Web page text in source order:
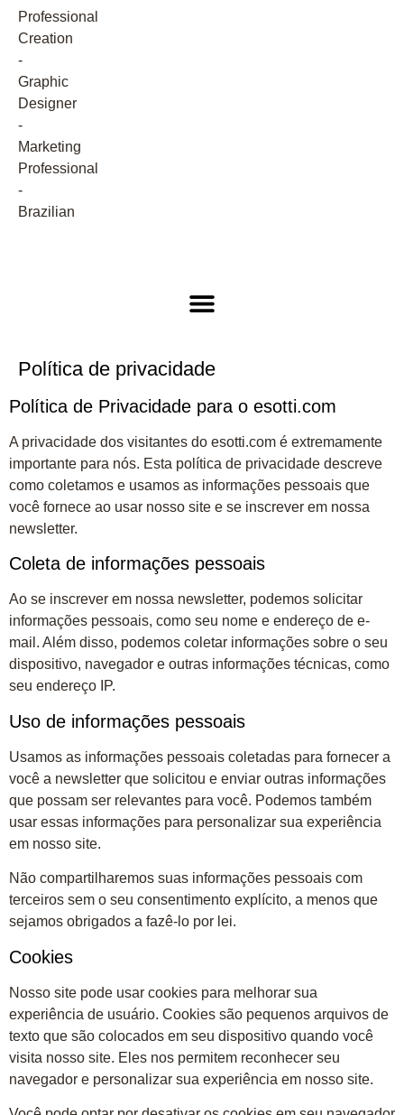
Política de privacidade
Política de Privacidade para o esotti.com
A privacidade dos visitantes do esotti.com é extremamente
importante para nós. Esta política de privacidade descreve
como coletamos e usamos as informações pessoais que
você fornece ao usar nosso site e se inscrever em nossa
newsletter.
Coleta de informações pessoais
Ao se inscrever em nossa newsletter, podemos solicitar
informações pessoais, como seu nome e endereço de e-
mail. Além disso, podemos coletar informações sobre o seu
dispositivo, navegador e outras informações técnicas, como
seu endereço IP.
Uso de informações pessoais
Usamos as informações pessoais coletadas para fornecer a
você a newsletter que solicitou e enviar outras informações
que possam ser relevantes para você. Podemos também
usar essas informações para personalizar sua experiência
em nosso site.
Não compartilharemos suas informações pessoais com
terceiros sem o seu consentimento explícito, a menos que
sejamos obrigados a fazê-lo por lei.
Cookies
Nosso site pode usar cookies para melhorar sua
experiência de usuário. Cookies são pequenos arquivos de
texto que são colocados em seu dispositivo quando você
visita nosso site. Eles nos permitem reconhecer seu
navegador e personalizar sua experiência em nosso site.